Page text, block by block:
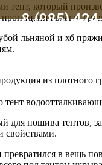
8 (985)
тент, который
влаги,
льняной и хб
из плотного
тент
пошива тентов,
свойствами.
в вещь